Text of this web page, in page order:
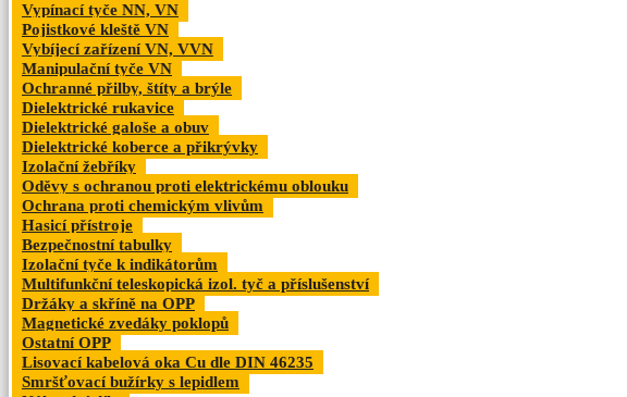
Vypínací tyče NN, VN
Pojistkové kleště VN
Vybíjecí zařízení VN, VVN
Manipulační tyče VN
Ochranné přilby, štíty a brýle
Dielektrické rukavice
Dielektrické galoše a obuv
Dielektrické koberce a přikrývky
Izolační žebříky
Oděvy s ochranou proti elektrickému oblouku
Ochrana proti chemickým vlivům
Hasicí přístroje
Bezpečnostní tabulky
Izolační tyče k indikátorům
Multifunkční teleskopická izol. tyč a příslušenství
Držáky a skříně na OPP
Magnetické zvedáky poklopů
Ostatní OPP
Lisovací kabelová oka Cu dle DIN 46235
Smršťovací bužírky s lepidlem